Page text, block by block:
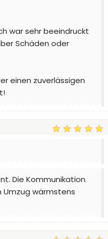
war sehr beeindruckt
Schäden oder
einen zuverlässigen
Die Kommunikation
Umzug wärmstens